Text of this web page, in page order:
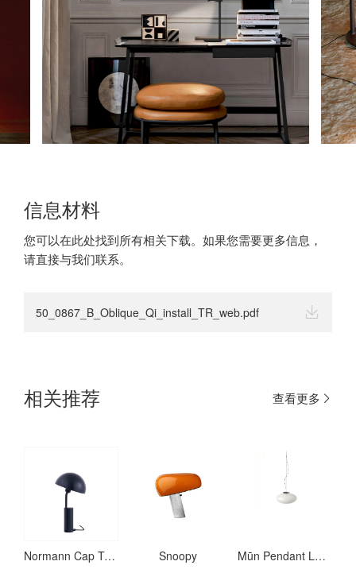
信息材料
您可以在此处找到所有相关下载。如果您需要更多信息，
请直接与我们联系。
50_0867_B_Oblique_Qi_install_TR_web.pdf
相关推荐 查看更多
Normann Cap Table Lamp CCC Blush Snoopy Mūn Pendant Large